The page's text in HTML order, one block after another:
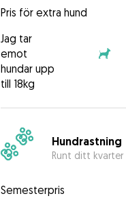
Pris för extra hund
Jag tar
emot
hundar upp
till 18kg
Hundrastning
Runt ditt kvarter
Semesterpris